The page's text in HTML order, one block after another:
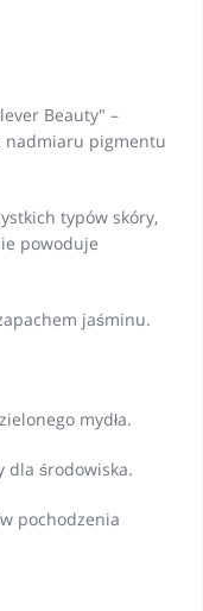
Beauty" –
nadmiaru pigmentu
typów skóry,
powoduje
jaśminu.
mydła.
dla środowiska.
pochodzenia